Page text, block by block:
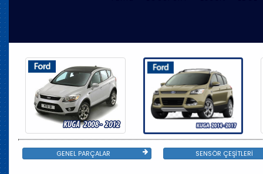
GENEL PARÇALAR SENSÖR ÇEŞİTLERİ